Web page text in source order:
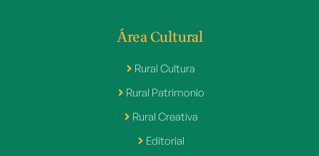
Área Cultural
Rural Cultura
Rural Patrimonio
Rural Creativa
Editorial